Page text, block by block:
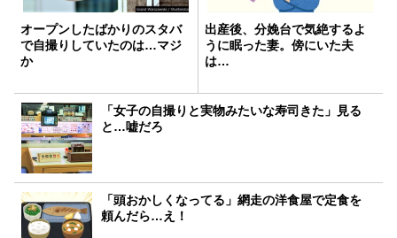
オープンしたばかりのスタバ
で自撮りしていたのは…マジ
か
出産後、分娩台で気絶するよ
うに眠った妻。傍にいた夫
は…
「女子の自撮りと実物みたいな寿司きた」見る
と…嘘だろ
「頭おかしくなってる」網走の洋食屋で定食を
頼んだら…え！